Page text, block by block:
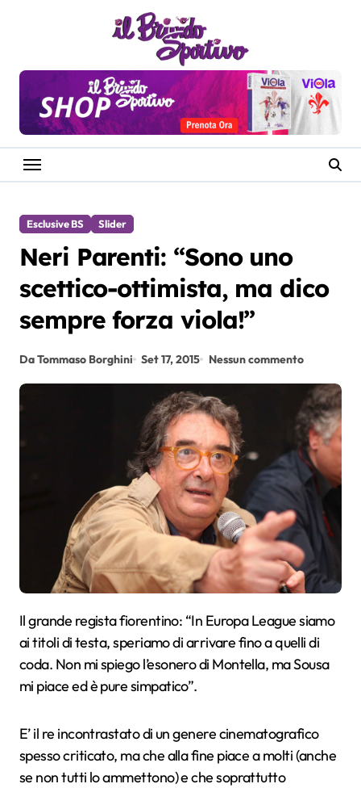
Esclusive BS Slider
Neri Parenti: “Sono uno
scettico-ottimista, ma dico
sempre forza viola!”
Da Tommaso Borghini Set 17, 2015 Nessun commento
Il grande regista fiorentino: “In Europa League siamo
ai titoli di testa, speriamo di arrivare fino a quelli di
coda. Non mi spiego l’esonero di Montella, ma Sousa
mi piace ed è pure simpatico”.
E’ il re incontrastato di un genere cinematografico
spesso criticato, ma che alla fine piace a molti (anche
se non tutti lo ammettono) e che soprattutto